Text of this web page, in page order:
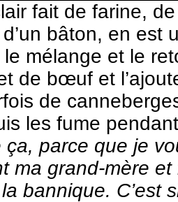
fait de farine,
bâton, en est
mélange et le
de bœuf et
de
les fume
parce que je
ma grand-mère
bannique. C’est